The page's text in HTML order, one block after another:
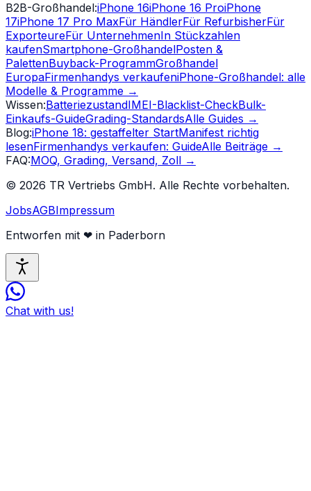
B2B-Großhandel:iPhone 16iPhone 16 ProiPhone
17iPhone 17 Pro MaxFür HändlerFür RefurbisherFür
ExporteureFür UnternehmenIn Stückzahlen
kaufenSmartphone-GroßhandelPosten &
PalettenBuyback-ProgrammGroßhandel
EuropaFirmenhandys verkaufeniPhone-Großhandel: alle
Modelle & Programme →
Wissen:BatteriezustandIMEI-Blacklist-CheckBulk-
Einkaufs-GuideGrading-StandardsAlle Guides →
Blog:iPhone 18: gestaffelter StartManifest richtig
lesenFirmenhandys verkaufen: GuideAlle Beiträge →
FAQ:MOQ, Grading, Versand, Zoll →
© 2026 TR Vertriebs GmbH. Alle Rechte vorbehalten.
JobsAGBImpressum
Entworfen mit ❤ in Paderborn
Chat with us!